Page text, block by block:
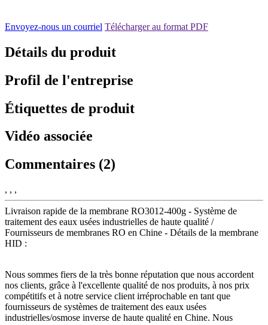
Envoyez-nous un courriel Télécharger au format PDF
Détails du produit
Profil de l'entreprise
Étiquettes de produit
Vidéo associée
Commentaires (2)
, , ,
Livraison rapide de la membrane RO3012-400g - Système de
traitement des eaux usées industrielles de haute qualité /
Fournisseurs de membranes RO en Chine - Détails de la membrane
HID :
Nous sommes fiers de la très bonne réputation que nous accordent
nos clients, grâce à l'excellente qualité de nos produits, à nos prix
compétitifs et à notre service client irréprochable en tant que
fournisseurs de systèmes de traitement des eaux usées
industrielles/osmose inverse de haute qualité en Chine. Nous